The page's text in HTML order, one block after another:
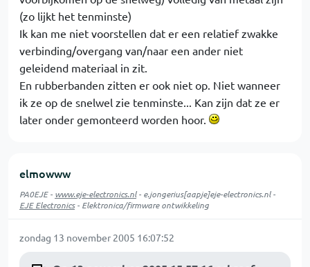
(zo lijkt het tenminste)
Ik kan me niet voorstellen dat er een relatief zwakke
verbinding/overgang van/naar een ander niet
geleidend materiaal in zit.
En rubberbanden zitten er ook niet op. Niet wanneer
ik ze op de snelwel zie tenminste... Kan zijn dat ze er
later onder gemonteerd worden hoor.
elmowww
PA0EJE - www.eje-electronics.nl- e.jongerius[aapje]eje-electronics.nl -
EJE Electronics- Elektronica/firmware ontwikkeling
zondag 13 november 2005 16:07:52